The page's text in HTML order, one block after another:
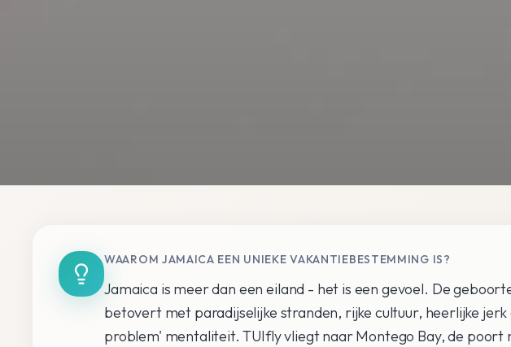
WAAROM JAMAICA EEN UNIEKE VAKANTIEBESTEMMING IS?
Jamaica is meer dan een eiland - het is een gevoel. De
betovert met paradijselijke stranden, rijke cultuur, heerlijke jerk
problem' mentaliteit. TUIfly vliegt naar Montego Bay, de poort